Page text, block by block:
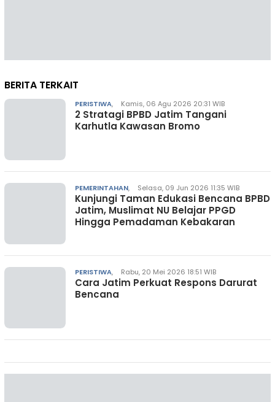
BERITA TERKAIT
PERISTIWA, Kamis, 06 Agu 2026 20:31 WIB
2 Stratagi BPBD Jatim Tangani
Karhutla Kawasan Bromo
PEMERINTAHAN, Selasa, 09 Jun 2026 11:35 WIB
Kunjungi Taman Edukasi Bencana BPBD
Jatim, Muslimat NU Belajar PPGD
Hingga Pemadaman Kebakaran
PERISTIWA, Rabu, 20 Mei 2026 18:51 WIB
Cara Jatim Perkuat Respons Darurat
Bencana